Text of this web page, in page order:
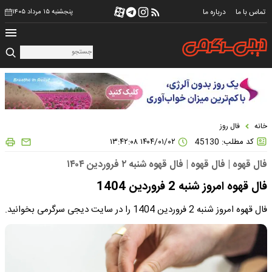
تماس با ما درباره ما پنجشنبه ۱۵ مرداد ۱۴۰۵
خانه فال روز
کد مطلب: 45130
فال قهوه | فال قهوه | فال قهوه شنبه ۲ فروردین ۱۴۰۴
فال قهوه امروز شنبه 2 فروردین 1404
فال قهوه امروز شنبه 2 فروردین 1404 را در سایت دیجی سرگرمی بخوانید.